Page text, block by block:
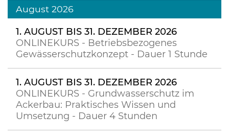
August 2026
1. AUGUST BIS 31. DEZEMBER 2026
ONLINEKURS - Betriebsbezogenes
Gewässerschutzkonzept - Dauer 1 Stunde
1. AUGUST BIS 31. DEZEMBER 2026
ONLINEKURS - Grundwasserschutz im
Ackerbau: Praktisches Wissen und
Umsetzung - Dauer 4 Stunden